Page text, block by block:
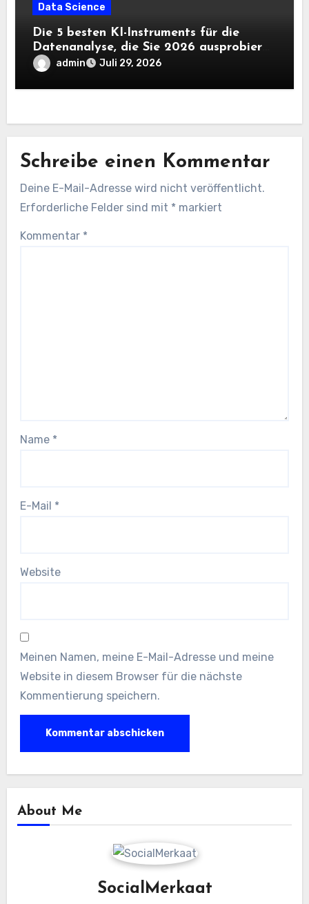
Data Science
Die 5 besten KI-Instruments für die
Datenanalyse, die Sie 2026 ausprobieren
solltenadmin Juli 29, 2026
Schreibe einen Kommentar
Deine E-Mail-Adresse wird nicht veröffentlicht.
Erforderliche Felder sind mit * markiert
Kommentar *
Name *
E-Mail *
Website
Meinen Namen, meine E-Mail-Adresse und meine
Website in diesem Browser für die nächste
Kommentierung speichern.
About Me
SocialMerkaat